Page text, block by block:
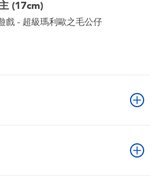
(17cm)
戲 - 超級瑪利歐之毛公仔